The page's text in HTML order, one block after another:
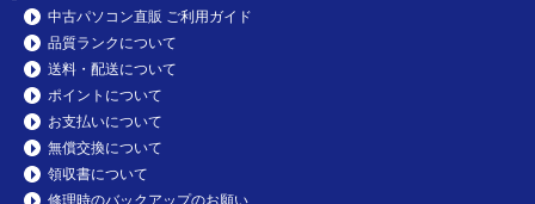
中古パソコン直販 ご利用ガイド
品質ランクについて
送料・配送について
ポイントについて
お支払いについて
無償交換について
領収書について
修理時のバックアップのお願い